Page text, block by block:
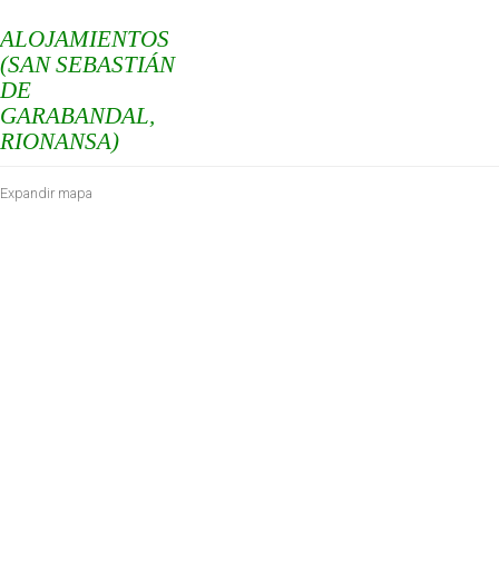
ALOJAMIENTOS
(SAN SEBASTIÁN
DE
GARABANDAL,
RIONANSA)
Expandir mapa